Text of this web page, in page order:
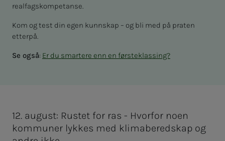
realfagskompetanse.
Kom og test din egen kunnskap – og bli med på praten
etterpå.
Se også: Er du smartere enn en førsteklassing?
12. august: Rustet for ras - Hvorfor noen
kommuner lykkes med klimaberedskap og